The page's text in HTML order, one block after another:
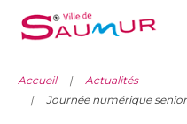
Accueil
Actualités
Journée numérique